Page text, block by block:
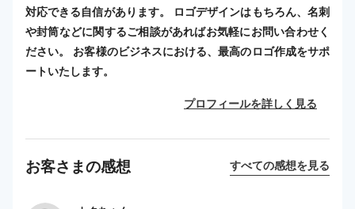
対応できる自信があります。 ロゴデザインはもちろん、名刺
や封筒などに関するご相談があればお気軽にお問い合わせく
ださい。 お客様のビジネスにおける、最高のロゴ作成をサポ
ートいたします。
プロフィールを詳しく見る
お客さまの感想 すべての感想を見る